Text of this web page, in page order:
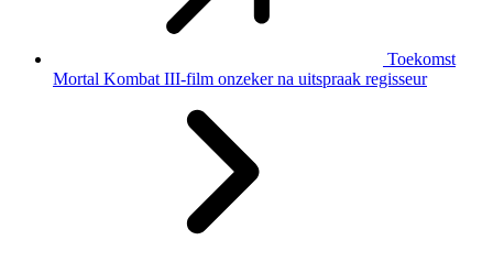
Toekomst
Mortal Kombat III-film onzeker na uitspraak regisseur